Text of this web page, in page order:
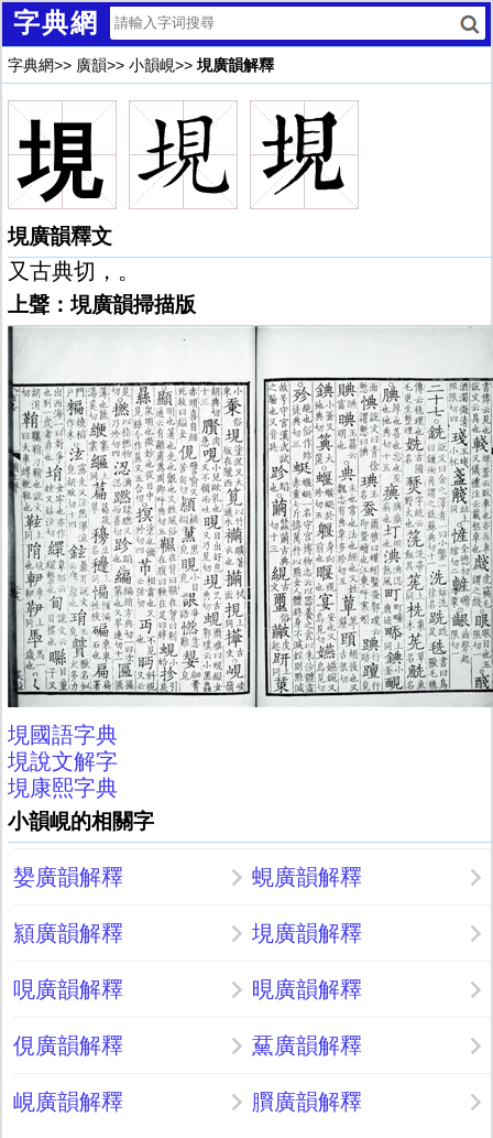
字典網
字典網>> 廣韻>> 小韻峴>> 垷廣韻解釋
垷
垷廣韻釋文
又古典切，。
上聲：垷廣韻掃描版
垷國語字典
垷說文解字
垷康熙字典
小韻峴的相關字
嫢廣韻解釋 蜆廣韻解釋
顈廣韻解釋 垷廣韻解釋
哯廣韻解釋 晛廣韻解釋
俔廣韻解釋 䵤廣韻解釋
峴廣韻解釋 臔廣韻解釋